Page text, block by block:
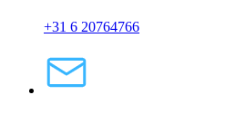
+31 6 20764766